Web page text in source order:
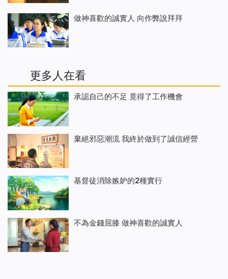
做神喜歡的誠實人 向作弊說拜拜
更多人在看
承認自己的不足 竟得了工作機會
棄絕邪惡潮流 我終於做到了誠信經營
基督徒消除嫉妒的2種實行
不為金錢屈膝 做神喜歡的誠實人